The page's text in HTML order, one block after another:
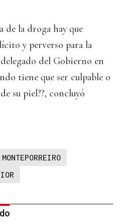
de la droga hay que
y perverso para la
del Gobierno en
tiene que ser culpable o
su piel??, concluyó
MONTEPORREIRO